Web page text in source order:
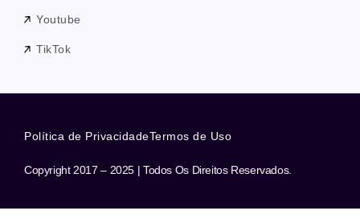
Youtube
TikTok
Copyright 2017 – 2025 | Todos Os Direitos Reservados.
Política de PrivacidadeTermos de Uso